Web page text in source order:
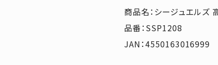
商品名：シージュエル
品番：SSP1208
JAN：4550163016999